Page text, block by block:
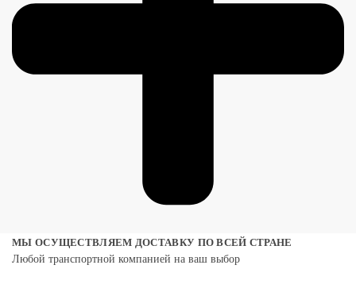
МЫ ОСУЩЕСТВЛЯЕМ ДОСТАВКУ ПО ВСЕЙ СТРАНЕ
Любой транспортной компанией на ваш выбор